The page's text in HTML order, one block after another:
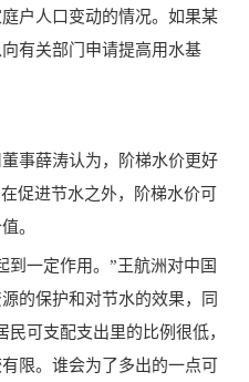
户人口变动的情况。如果某
有关部门申请提高用水基
事薛涛认为，阶梯水价更好
促进节水之外，阶梯水价可
。
到一定作用。”王航洲对中国
的保护和对节水的效果，同
可支配支出里的比例很低，
限。谁会为了多出的一点可